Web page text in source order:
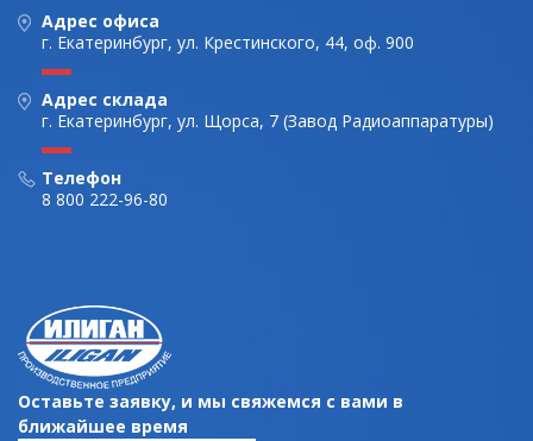
Адрес офиса
г. Екатеринбург, ул. Крестинского, 44, оф. 900
Адрес склада
г. Екатеринбург, ул. Щорса, 7 (Завод Радиоаппаратуры)
Телефон
8 800 222-96-80
Оставьте заявку, и мы свяжемся с вами в
ближайшее время